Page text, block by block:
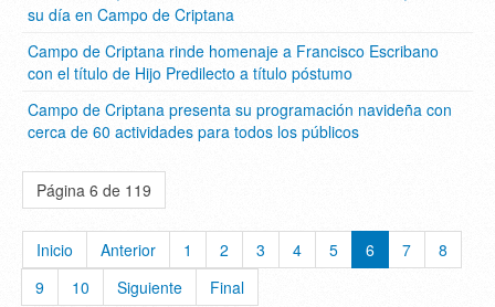
su día en Campo de Criptana
Campo de Criptana rinde homenaje a Francisco Escribano
con el título de Hijo Predilecto a título póstumo
Campo de Criptana presenta su programación navideña con
cerca de 60 actividades para todos los públicos
Página 6 de 119
Inicio Anterior 1 2 3 4 5 6 7
8
9
10 Siguiente Final